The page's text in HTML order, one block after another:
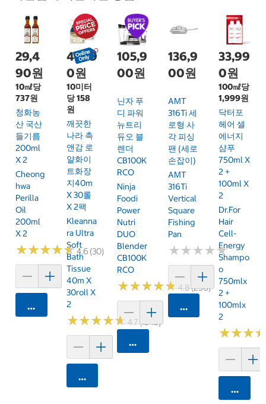
29,4
90원
10㎖당
737원
청화농
산 국산
들기름
200ml
X 2
Cheong
Hwa
Perilla
Oil
200ml
X 2
★★★★★
★★★★★4.6 (30)
카트에 담기
47,99
0원
10미터
당 158
원
깨끗한
나라 촉
앤감 로
얄화이
트화장
지40m
X 30롤
X 2팩
Kleanna
Ra Ultra
Soft
Bath
Tissue
40m X
30roll X
2
★★★★★
★★★★★ 4.7 (1545)
카트에 담기
105,9
00원
닌자 푸
디 파워
뉴트리
듀오 블
렌더
CB100K
RCO
Ninja
Foodi
Power
Nutri
DUO
Blender
CB100K
RCO
★★★★★
★★★★★4.8 (250)
카트에 담기
136,9
00원
AMT
316Ti 세
로형 사
각 피싱
팬 (세로
손잡이)
AMT
316Ti
Vertical
Square
Fishing
Pan
★★★★★
★★★★★
카트에 담기
33,99
0원
100㎖당
1,999원
닥터포
헤어 셀
에너지
샴푸
750ml X
2 +
100ml X
2
Dr.For
Hair
Cell-
Energy
Shampo
O
750mlx
2 +
100mlx
2
★★★
★★★
카트에